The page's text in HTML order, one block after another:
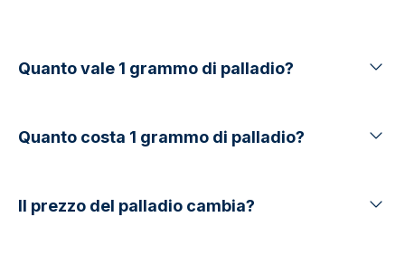
Quanto vale 1 grammo di palladio?
Quanto costa 1 grammo di palladio?
Il prezzo del palladio cambia?